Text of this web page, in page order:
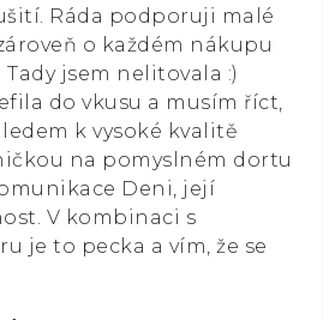
Ráda podporuji malé
o každém nákupu
jsem nelitovala :)
do vkusu a musím říct,
k vysoké kvalitě
na pomyslném dortu
Deni, její
V kombinaci s
je to pecka a vím, že se